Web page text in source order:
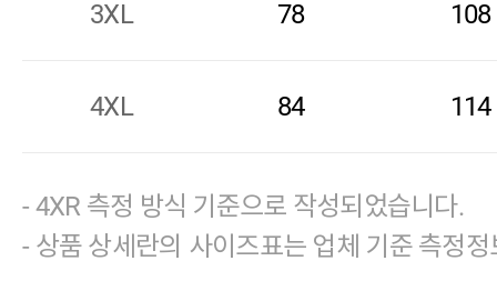
3XL 78 108
4XL 84 114
- 4XR 측정 방식 기준으로 작성되었습니다.
- 상품 상세란의 사이즈표는 업체 기준 측정정